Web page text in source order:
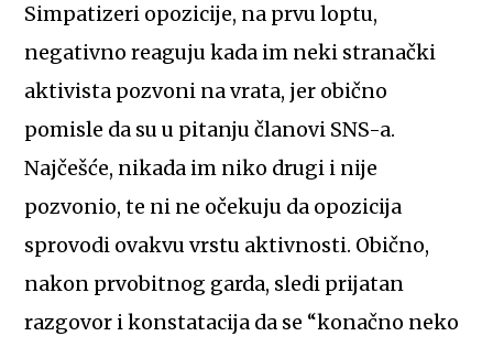
Simpatizeri opozicije, na prvu loptu,
negativno reaguju kada im neki stranački
aktivista pozvoni na vrata, jer obično
pomisle da su u pitanju članovi SNS-a.
Najčešće, nikada im niko drugi i nije
pozvonio, te ni ne očekuju da opozicija
sprovodi ovakvu vrstu aktivnosti. Obično,
nakon prvobitnog garda, sledi prijatan
razgovor i konstatacija da se “konačno neko